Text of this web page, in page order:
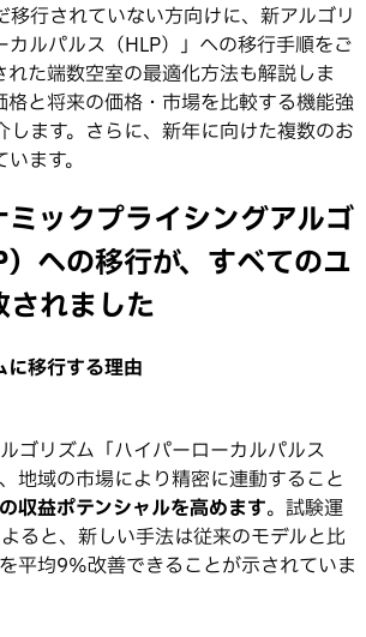
移行されていない方向けに、新アルゴリ
カルパルス（HLP）」への移行手順をご
れた端数空室の最適化方法も解説しま
格と将来の価格・市場を比較する機能強
します。さらに、新年に向けた複数のお
ます。
ックプライシングアルゴ
への移行が、すべてのユ
されました
に移行する理由
ゴリズム「ハイパーローカルパルス
、地域の市場により精密に連動すること
収益ポテンシャルを高めます。試験運
ると、新しい手法は従来のモデルと比
平均9%改善できることが示されていま